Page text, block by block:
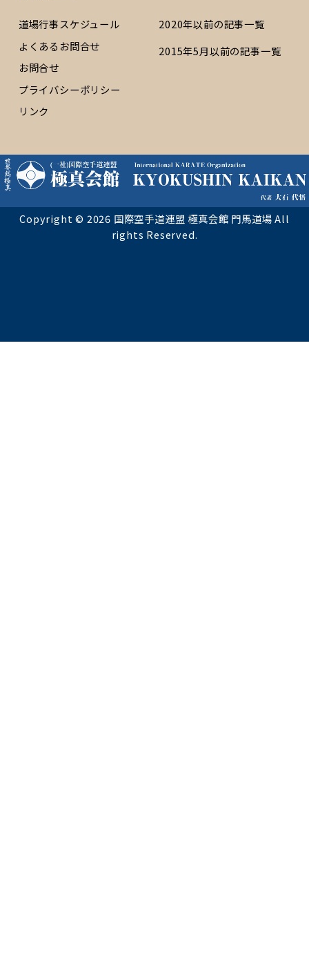
道場行事スケジュール
よくあるお問合せ
お問合せ
プライバシーポリシー
リンク
2020年以前の記事一覧
2015年5月以前の記事一覧
Copyright © 2026 国際空手道連盟 極真会館 門馬道場 All
rights Reserved.